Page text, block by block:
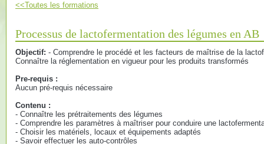
<<Toutes les formations
Processus de lactofermentation des légumes en AB
Objectif: - Comprendre le procédé et les facteurs de maîtrise de la
Connaître la réglementation en vigueur pour les produits transformés
Pre-requis :
Aucun pré-requis nécessaire
Contenu :
- Connaître les prétraitements des légumes
- Comprendre les paramètres à maîtriser pour conduire une
- Choisir les matériels, locaux et équipements adaptés
- Savoir effectuer les auto-contrôles